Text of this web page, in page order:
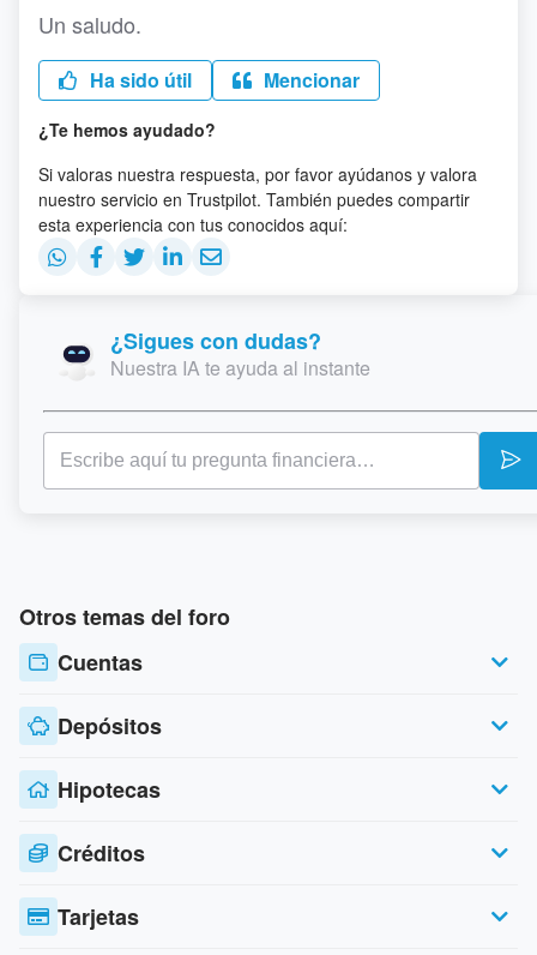
Un saludo.
Ha sido útil Mencionar
¿Te hemos ayudado?
Si valoras nuestra respuesta, por favor ayúdanos y valora
nuestro servicio en Trustpilot. También puedes compartir
esta experiencia con tus conocidos aquí:
¿Sigues con dudas?
Nuestra IA te ayuda al instante
Otros temas del foro
Cuentas
Depósitos
Hipotecas
Créditos
Tarjetas